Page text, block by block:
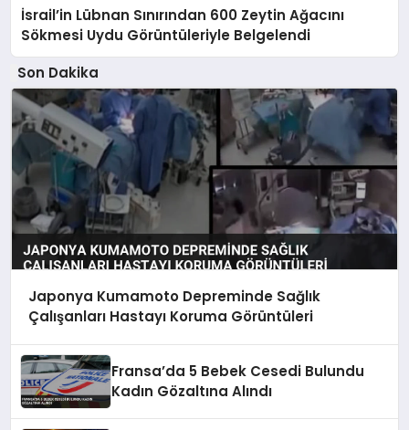
İsrail’in Lübnan Sınırından 600 Zeytin Ağacını
Sökmesi Uydu Görüntüleriyle Belgelendi
Son Dakika
Japonya Kumamoto Depreminde Sağlık
Çalışanları Hastayı Koruma Görüntüleri
Fransa’da 5 Bebek Cesedi Bulundu
Kadın Gözaltına Alındı